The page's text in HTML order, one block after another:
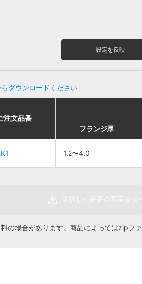
設定を反映
ダウンロードください
販売単
アースボンド線
1.2〜4.0 PVEBE2-20
注文品番
フランジ厚
1.2〜4.0
販売単
アースボンド線
1.2〜4.0 PVEBE2-20
注文品番
フランジ厚
1.2〜4.0
選択した品番の図面をダ
の場合があります。商品によってはzipフ